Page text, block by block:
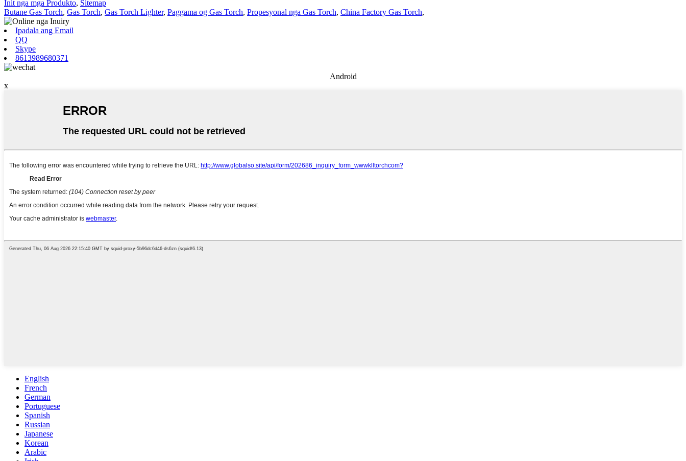
Init nga mga Produkto, Sitemap
Butane Gas Torch, Gas Torch, Gas Torch Lighter, Paggama og Gas Torch, Propesyonal nga Gas Torch, China Factory Gas Torch,
Ipadala ang Email
QQ
Skype
8613989680371
Android
x
English
French
German
Portuguese
Spanish
Russian
Japanese
Korean
Arabic